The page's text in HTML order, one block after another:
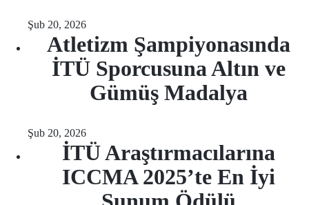
Şub 20, 2026
Atletizm Şampiyonasında
İTÜ Sporcusuna Altın ve
Gümüş Madalya
Şub 20, 2026
İTÜ Araştırmacılarına
ICCMA 2025’te En İyi